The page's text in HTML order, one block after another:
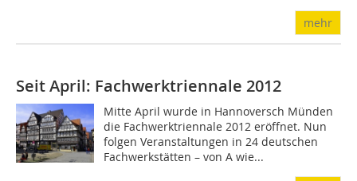
mehr
Seit April: Fachwerktriennale 2012
Mitte April wurde in Hannoversch Münden
die Fachwerktriennale 2012 eröffnet. Nun
folgen Veranstaltungen in 24 deutschen
Fachwerkstätten – von A wie...